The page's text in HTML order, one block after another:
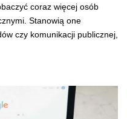
coraz więcej osób
Stanowią one
czy komunikacji publicznej,